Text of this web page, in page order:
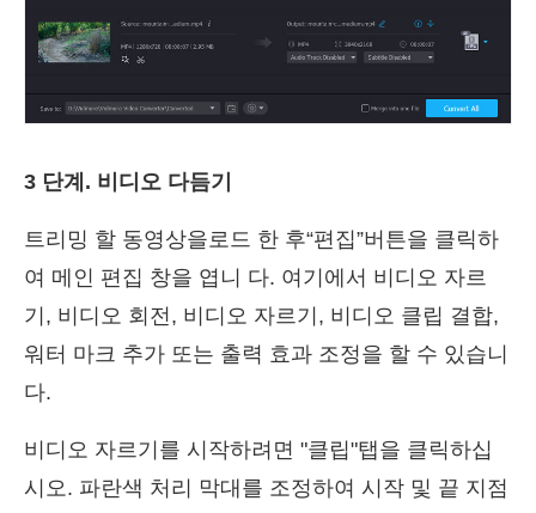
3 단계. 비디오 다듬기
트리밍 할 동영상을로드 한 후“편집”버튼을 클릭하
여 메인 편집 창을 엽니 다. 여기에서 비디오 자르
기, 비디오 회전, 비디오 자르기, 비디오 클립 결합,
워터 마크 추가 또는 출력 효과 조정을 할 수 있습니
다.
비디오 자르기를 시작하려면 "클립"탭을 클릭하십
시오. 파란색 처리 막대를 조정하여 시작 및 끝 지점